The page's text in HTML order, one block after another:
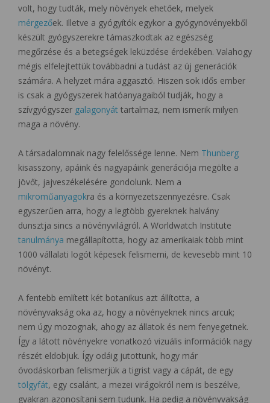
volt, hogy tudták, mely növények ehetőek, melyek
mérgezőek. Illetve a gyógyítók egykor a gyógynövényekből
készült gyógyszerekre támaszkodtak az egészség
megőrzése és a betegségek leküzdése érdekében. Valahogy
mégis elfelejtettük továbbadni a tudást az új generációk
számára. A helyzet mára aggasztó. Hiszen sok idős ember
is csak a gyógyszerek hatóanyagaiból tudják, hogy a
szívgyógyszer galagonyát tartalmaz, nem ismerik milyen
maga a növény.
A társadalomnak nagy felelőssége lenne. Nem Thunberg
kisasszony, apáink és nagyapáink generációja megölte a
jövőt, jajveszékelésére gondolunk. Nem a
mikroműanyagokra és a környezetszennyezésre. Csak
egyszerűen arra, hogy a legtöbb gyereknek halvány
dunsztja sincs a növényvilágról. A Worldwatch Institute
tanulmánya megállapította, hogy az amerikaiak több mint
1000 vállalati logót képesek felismerni, de kevesebb mint 10
növényt.
A fentebb említett két botanikus azt állította, a
növényvakság oka az, hogy a növényeknek nincs arcuk;
nem úgy mozognak, ahogy az állatok és nem fenyegetnek.
Így a látott növényekre vonatkozó vizuális információk nagy
részét eldobjuk. Így odáig jutottunk, hogy már
óvodáskorban felismerjük a tigrist vagy a cápát, de egy
tölgyfát, egy csalánt, a mezei virágokról nem is beszélve,
gyakran azonosítani sem tudunk. Ha pedig a növényvakság